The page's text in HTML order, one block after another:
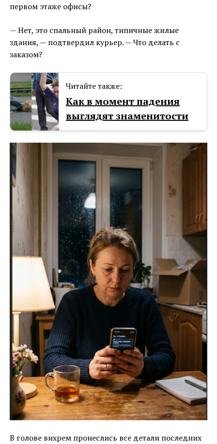
первом этаже офисы?
— Нет, это спальный район, типичные жилые
здания, — подтвердил курьер. — Что делать с
заказом?
Читайте также:
Как в момент падения
выглядят знаменитости
В голове вихрем пронеслись все детали последних